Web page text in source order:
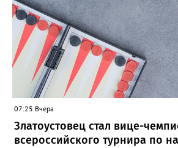
07:25 Вчера
Златоустовец стал вице-
всероссийского турнира по